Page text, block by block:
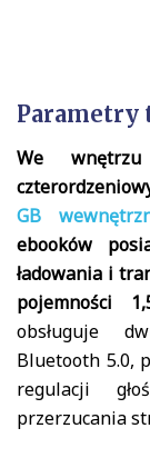
Parametry
We
GB
ebooków
ładowania i
pojemności
obsługuje
Bluetooth 5.0,
regulacji
przerzucania